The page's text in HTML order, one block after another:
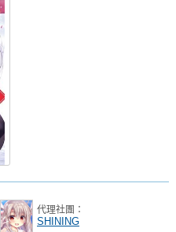
代理社團：
SHINING